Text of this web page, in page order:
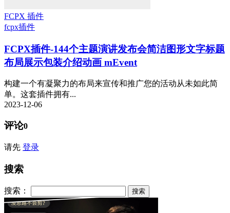
FCPX 插件
fcpx插件
FCPX插件-144个主题演讲发布会简洁图形文字标题
布局展示包装介绍动画 mEvent
构建一个有凝聚力的布局来宣传和推广您的活动从未如此简
单。这套插件拥有...
2023-12-06
评论0
请先 登录
搜索
搜索：